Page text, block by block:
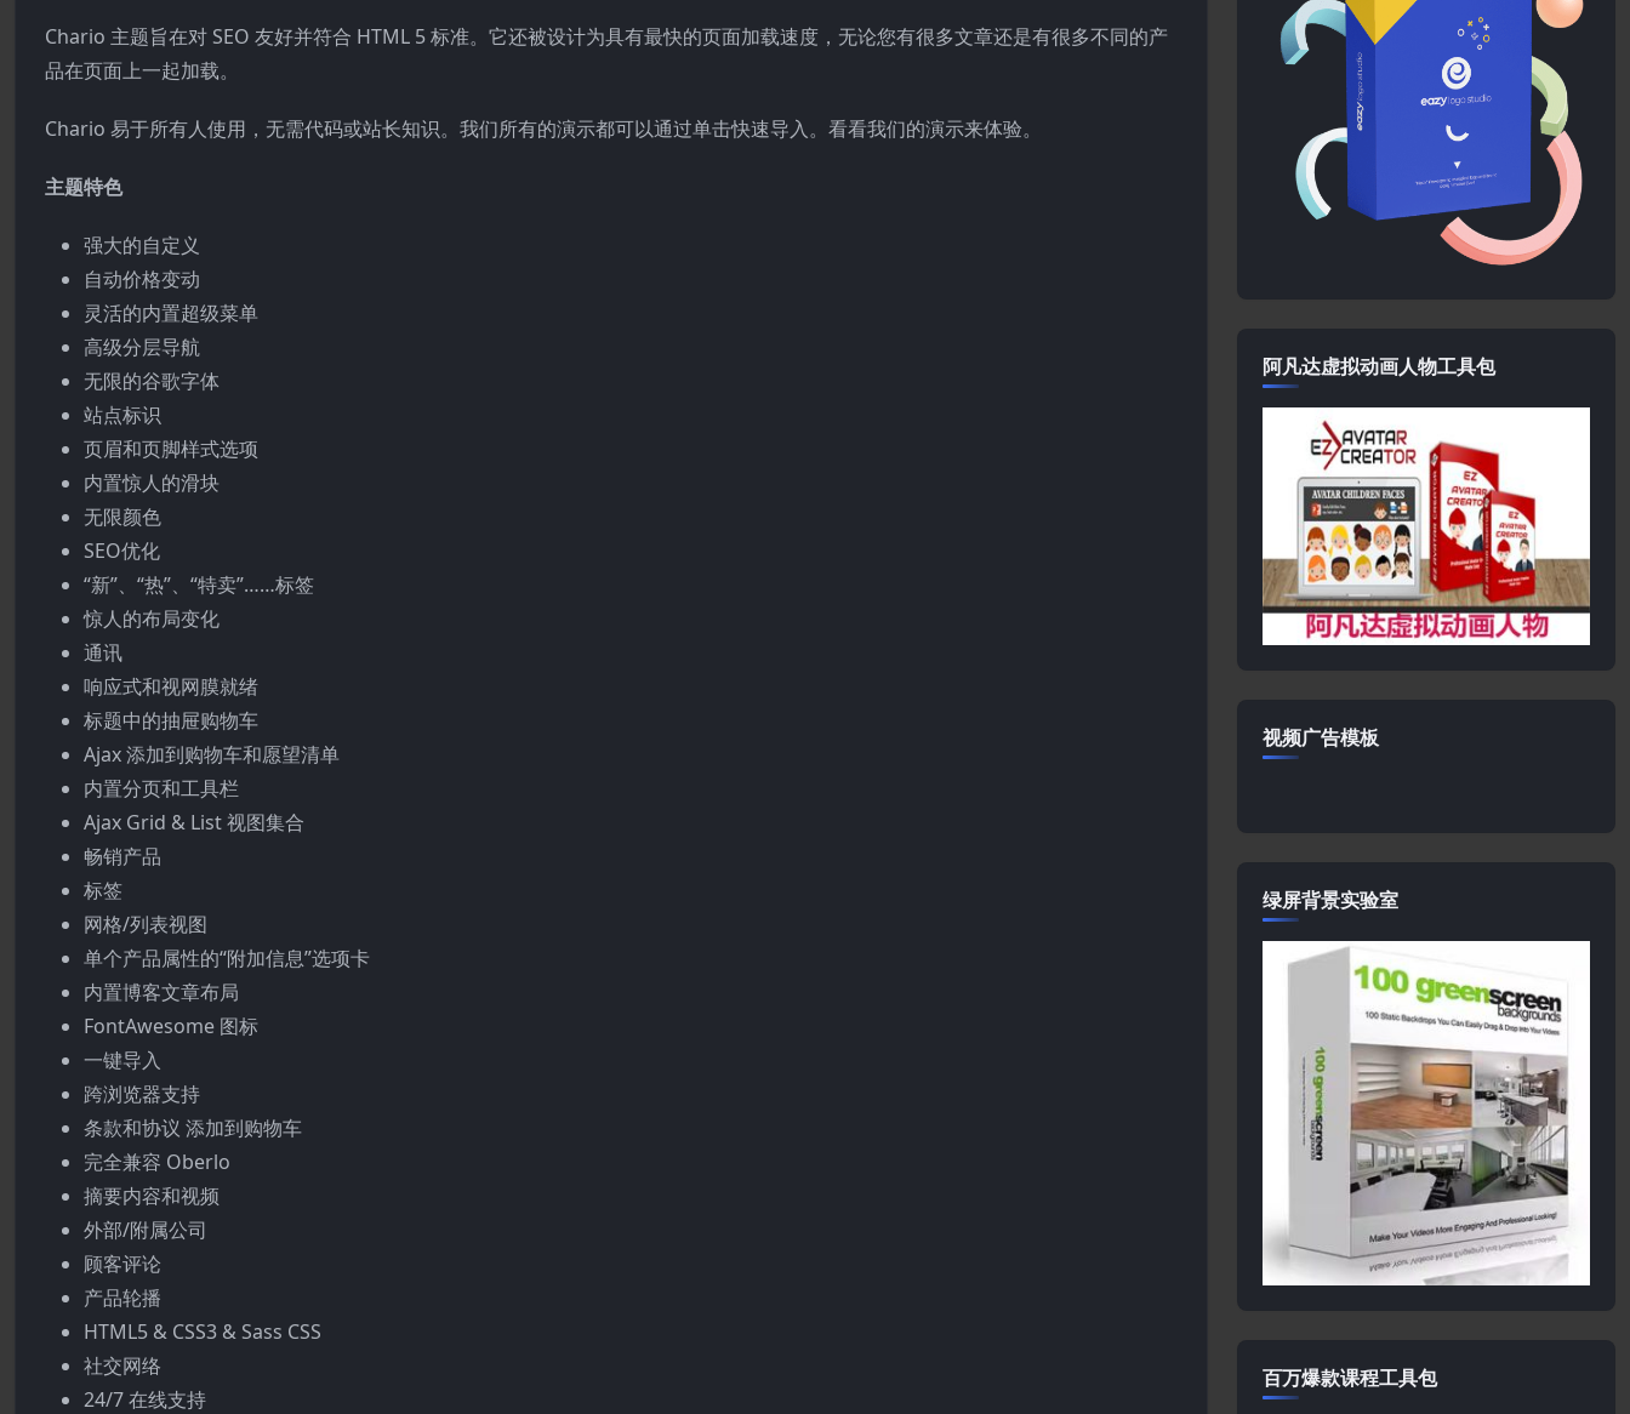
Chario 主题旨在对 SEO 友好并符合 HTML 5 标准。它还被设计为具有最快的页面加载速度，无论您有很多文章还是有很多不同的产
品在页面上一起加载。
Chario 易于所有人使用，无需代码或站长知识。我们所有的演示都可以通过单击快速导入。看看我们的演示来体验。
主题特色
强大的自定义
自动价格变动
灵活的内置超级菜单
高级分层导航
无限的谷歌字体
站点标识
页眉和页脚样式选项
内置惊人的滑块
无限颜色
SEO优化
“新”、“热”、“特卖”……标签
惊人的布局变化
通讯
响应式和视网膜就绪
标题中的抽屉购物车
Ajax 添加到购物车和愿望清单
内置分页和工具栏
Ajax Grid & List 视图集合
畅销产品
标签
网格/列表视图
单个产品属性的“附加信息”选项卡
内置博客文章布局
FontAwesome 图标
一键导入
跨浏览器支持
条款和协议 添加到购物车
完全兼容 Oberlo
摘要内容和视频
外部/附属公司
顾客评论
产品轮播
HTML5 & CSS3 & Sass CSS
社交网络
24/7 在线支持
阿凡达虚拟动画人物工具包
视频广告模板
绿屏背景实验室
百万爆款课程工具包